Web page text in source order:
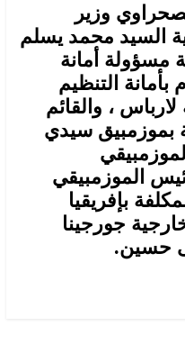
وزير
السيد محمد يسلم
مسؤولة أمانة
بأمانة التنظيم
، والقائم
بموزمبيق سيدي
الموزمبيقي
بإفريقيا
جورجينا
حسين.